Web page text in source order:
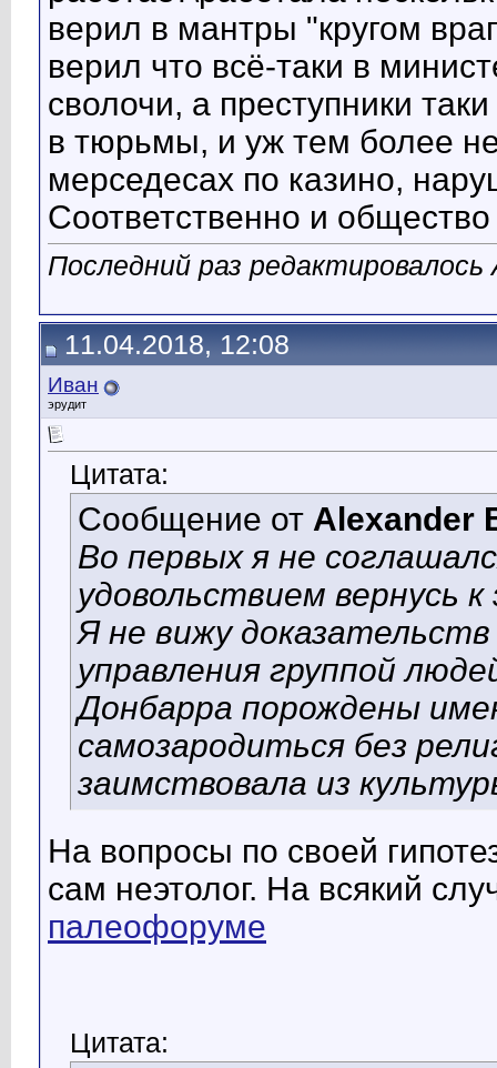
верил в мантры "кругом
верил что всё-таки в
сволочи, а преступники
в тюрьмы, и уж тем более
мерседесах по казино,
Соответственно и
Последний раз
11.04.2018, 12:08
Иван
эрудит
Цитата:
Сообщение от Alexander
Во первых я не
удовольствием вернусь
Я не вижу
управления группой
Донбарра порождены
самозародиться без
заимствовала из
На вопросы по своей
сам неэтолог. На всякий
палеофоруме
Цитата: